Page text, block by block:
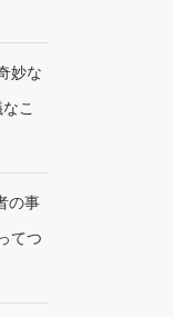
妙な
こ
の事
てつ